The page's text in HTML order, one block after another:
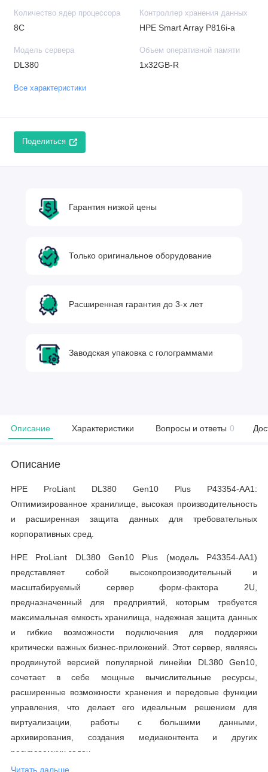
Количество ядер процессора
8C
Контроллер хранения данных
HPE Smart Array P816i-a
Модель сервера
DL380
Объем оперативной памяти
1x32GB-R
Все характеристики
Поделиться
Гарантия низкой цены
Только оригинальное оборудование
Расширенная гарантия до 3-х лет
Заводская упаковка с голограммами
Описание Характеристики Вопросы и ответы 0
Описание
HPE ProLiant DL380 Gen10 Plus P43354-AA1:
Оптимизированное хранилище, высокая производительность
и расширенная защита данных для требовательных
корпоративных сред.
HPE ProLiant DL380 Gen10 Plus (модель P43354-AA1)
представляет собой высокопроизводительный и
масштабируемый сервер форм-фактора 2U,
предназначенный для предприятий, которым требуется
максимальная емкость хранилища, надежная защита данных
и гибкие возможности подключения для поддержки
критически важных бизнес-приложений. Этот сервер, являясь
продвинутой версией популярной линейки DL380 Gen10,
сочетает в себе мощные вычислительные ресурсы,
расширенные возможности хранения и передовые функции
управления, что делает его идеальным решением для
виртуализации, работы с большими данными,
архивирования, создания медиаконтента и других
ресурсоемких задач.
Читать дальше